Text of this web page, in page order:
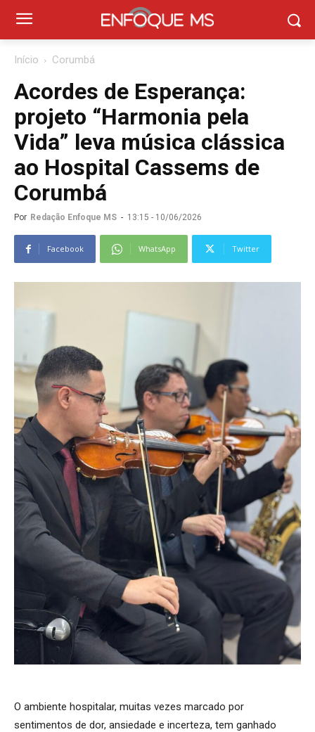
Início Corumbá
Acordes de Esperança:
projeto “Harmonia pela
Vida” leva música clássica
ao Hospital Cassems de
Corumbá
Por Redação Enfoque MS - 13:15 - 10/06/2026
Facebook WhatsApp Twitter
O ambiente hospitalar, muitas vezes marcado por
sentimentos de dor, ansiedade e incerteza, tem ganhado